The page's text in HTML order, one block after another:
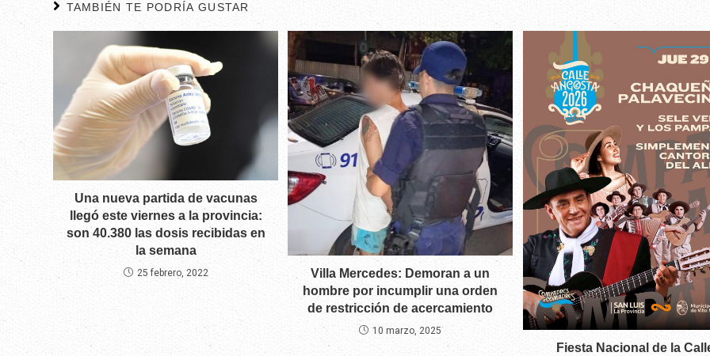
TAMBIÉN TE PODRÍA GUSTAR
Una nueva partida de vacunas
llegó este viernes a la provincia:
son 40.380 las dosis recibidas en
la semana
25 febrero, 2022
Villa Mercedes: Demoran a un
hombre por incumplir una orden
de restricción de acercamiento
10 marzo, 2025
Fiesta Nacional de la